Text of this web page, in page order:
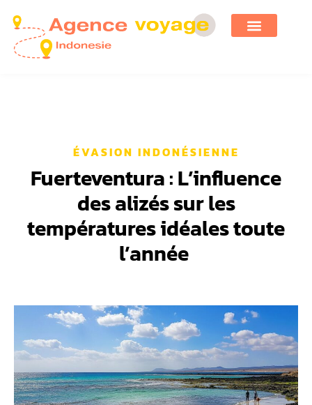
ÉVASION INDONÉSIENNE
Fuerteventura : L’influence
des alizés sur les
températures idéales toute
l’année